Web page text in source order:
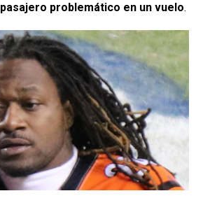
pasajero problemático en un vuelo.